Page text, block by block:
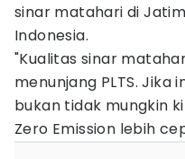
sinar matahari di
Indonesia.
"Kualitas sinar
menunjang PLTS.
bukan tidak mungkin
Zero Emission lebih